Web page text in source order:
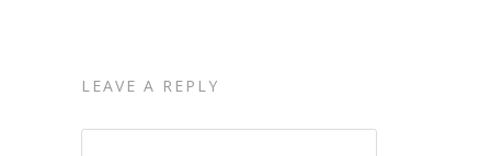
LEAVE A REPLY